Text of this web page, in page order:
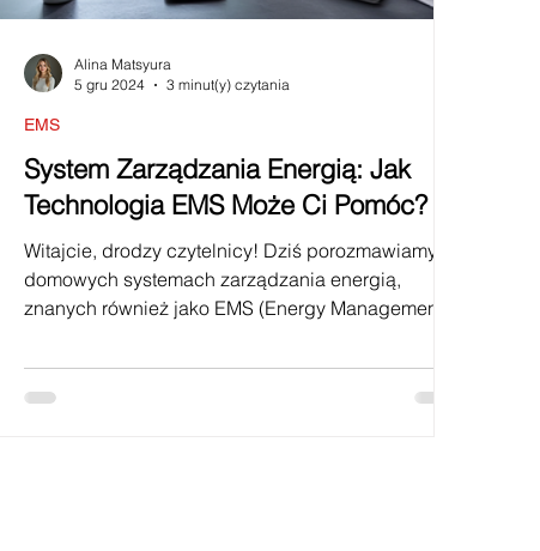
System Zarządzania Energią: Jak
Technologia EMS Może Ci Pomóc?
Witajcie, drodzy czytelnicy! Dziś porozmawiamy o
domowych systemach zarządzania energią,
znanych również jako EMS (Energy Management...
EMS
Alina Matsyura
5 gru 2024
3 minut(y) czytania